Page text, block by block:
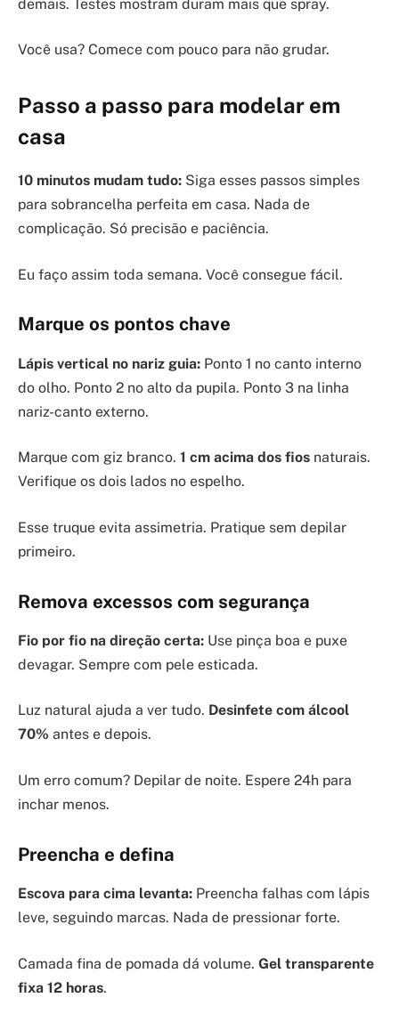
demais. Testes mostram duram mais que spray.
Você usa? Comece com pouco para não grudar.
Passo a passo para modelar em
casa
10 minutos mudam tudo: Siga esses passos simples
para sobrancelha perfeita em casa. Nada de
complicação. Só precisão e paciência.
Eu faço assim toda semana. Você consegue fácil.
Marque os pontos chave
Lápis vertical no nariz guia: Ponto 1 no canto interno
do olho. Ponto 2 no alto da pupila. Ponto 3 na linha
nariz-canto externo.
Marque com giz branco. 1 cm acima dos fios naturais.
Verifique os dois lados no espelho.
Esse truque evita assimetria. Pratique sem depilar
primeiro.
Remova excessos com segurança
Fio por fio na direção certa: Use pinça boa e puxe
devagar. Sempre com pele esticada.
Luz natural ajuda a ver tudo. Desinfete com álcool
70% antes e depois.
Um erro comum? Depilar de noite. Espere 24h para
inchar menos.
Preencha e defina
Escova para cima levanta: Preencha falhas com lápis
leve, seguindo marcas. Nada de pressionar forte.
Camada fina de pomada dá volume. Gel transparente
fixa 12 horas.